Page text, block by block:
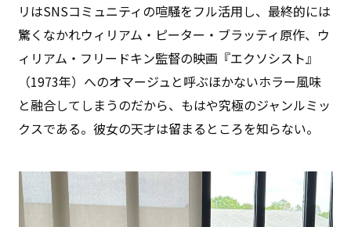
リはSNSコミュニティの喧騒をフル活用し、最終的には
驚くなかれウィリアム・ピーター・ブラッティ原作、ウ
ィリアム・フリードキン監督の映画『エクソシスト』
（1973年）へのオマージュと呼ぶほかないホラー風味
と融合してしまうのだから、もはや究極のジャンルミッ
クスである。彼女の天才は留まるところを知らない。